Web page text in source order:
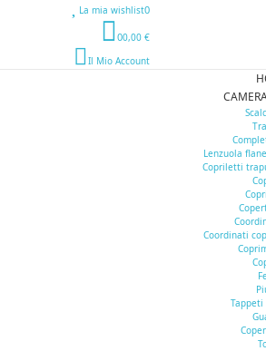
La mia wishlist0
00,00 €
Il Mio Account
Lenzuola
Copriletti
Coordinati